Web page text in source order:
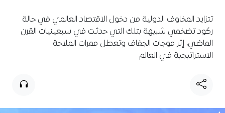
تتزايد المخاوف الدولية من دخول الاقتصاد العالمي في حالة
ركود تضخمي شبيهة بتلك التي حدثت في سبعينيات القرن
الماضي، إثر موجات الجفاف وتعطل ممرات الملاحة
الاستراتيجية في العالم